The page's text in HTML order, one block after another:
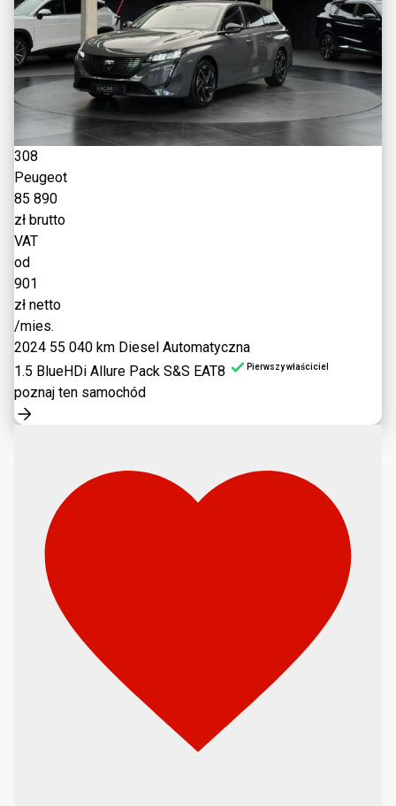
308
Peugeot
85 890
zł brutto
VAT
od
901
zł netto
/mies.
2024 55 040 km Diesel Automatyczna
1.5 BlueHDi Allure Pack S&S EAT8
Pierwszy właściciel
poznaj ten samochód